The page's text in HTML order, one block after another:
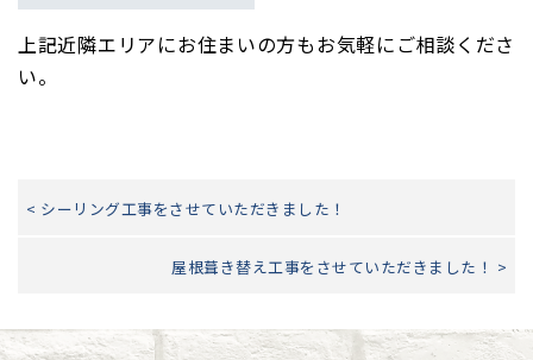
上記近隣エリアにお住まいの方もお気軽にご相談くださ
い。
< シーリング工事をさせていただきました！
屋根葺き替え工事をさせていただきました！ >